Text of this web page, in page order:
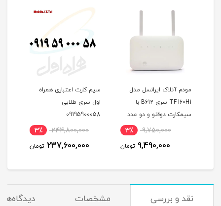
مودم آنلاک ایرانسل مدل
TF-i60H1 سری B612 با
سیمکارت دوقلو و دو عدد
آنتن اکسترنال 19 دسی بل و9,750,000 3٪
9,490,000 تومان
سیم کارت اعتباری همراه
اول سری طلایی
09195900058
244,800,000 3٪
237,600,000 تومان
نقد و بررسی مشخصات دیدگاه‌ها